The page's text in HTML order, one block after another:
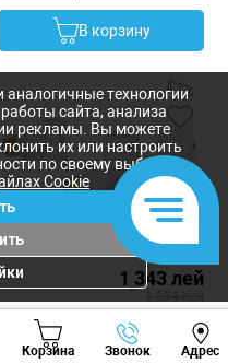
В корзину
1 343 лей
Кран радиаторный угловой
Ferro set 1/2 белый +
термоголовка
Корзина Звонок Адрес
Viber Whatsapp
технологии
сайта, анализа
рекламы. Вы можете
их или настроить
по своему выбору.
Cookie